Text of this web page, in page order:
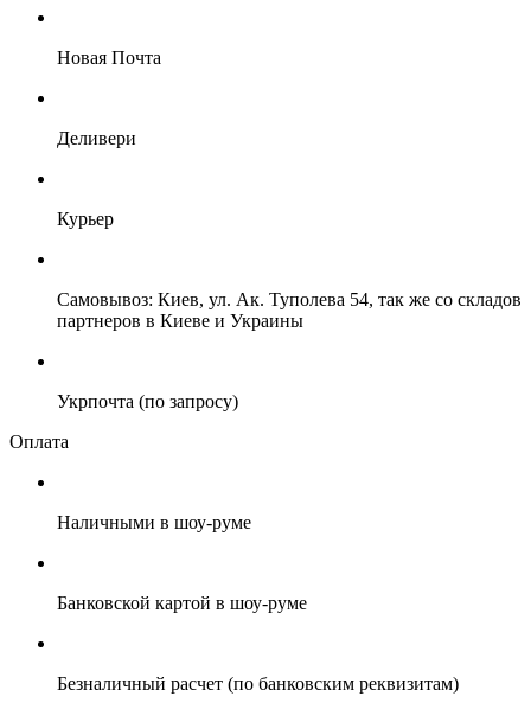
Новая Почта
Деливери
Курьер
Самовывоз: Киев, ул. Ак. Туполева 54, так же со складов
партнеров в Киеве и Украины
Укрпочта (по запросу)
Оплата
Наличными в шоу-руме
Банковской картой в шоу-руме
Безналичный расчет (по банковским реквизитам)